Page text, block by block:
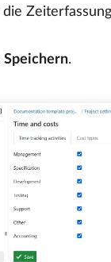
Speichern.